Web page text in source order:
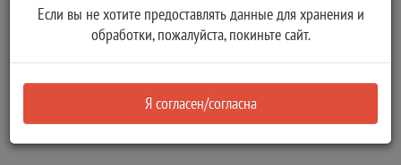
Если вы не хотите предоставлять данные для хранения и
обработки, пожалуйста, покиньте сайт.
Я согласен/согласна